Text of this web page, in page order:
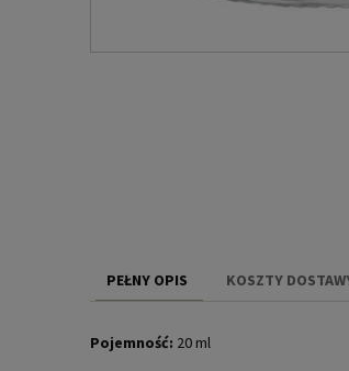
PEŁNY OPIS KOSZTY
Pojemność: 20 ml